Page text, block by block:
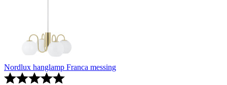
Nordlux hanglamp Franca messing